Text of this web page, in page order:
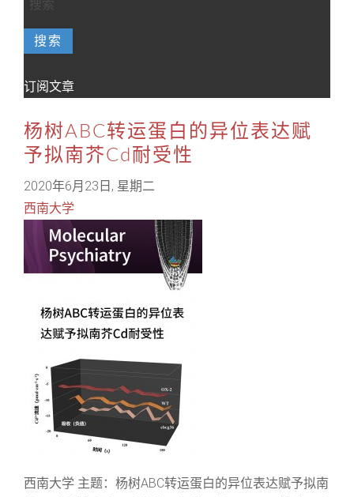
搜索
订阅文章
杨树ABC转运蛋白的异位表达赋
予拟南芥Cd耐受性
2020年6月23日, 星期二
西南大学
西南大学 主题：杨树ABC转运蛋白的异位表达赋予拟南